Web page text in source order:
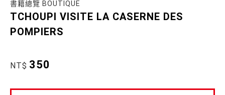
書籍總覽 BOUTIQUE
TCHOUPI VISITE LA CASERNE DES
POMPIERS
NT$ 350